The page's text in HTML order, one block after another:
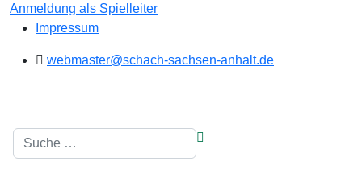
Anmeldung als Spielleiter
Impressum
webmaster@schach-sachsen-anhalt.de